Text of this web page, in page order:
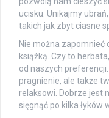
ucisku. Unikajmy
takich jak zbyt ciasne
Nie można zapomnieć
książką. Czy to
od naszych
pragnienie, ale także
relaksowi. Dobrze jest
sięgnąć po kilka łyków